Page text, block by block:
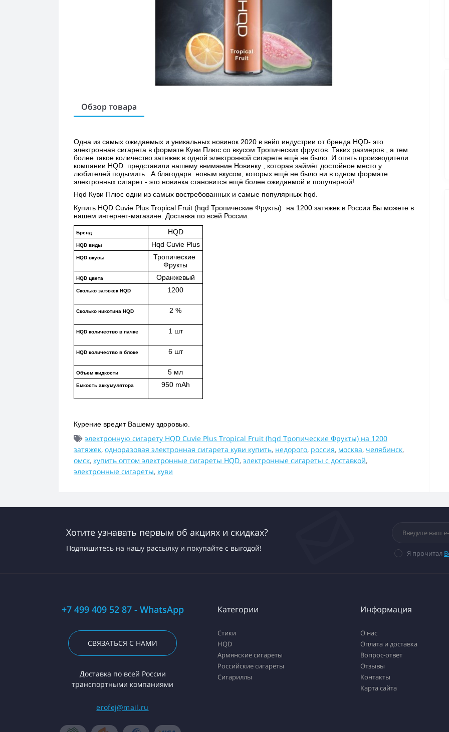
Обзор товара
Одна из самых ожидаемых и уникальных новинок 2020 в вейп индустрии от бренда HQD- это
электронная сигарета в формате Куви Плюс со вкусом Тропических фруктов. Таких размеров , а тем
более такое количество затяжек в одной электронной сигарете ещё не было. И опять производители
компании HQD  представили нашему внимание Новинку , которая займёт достойное место у
любителей подымить . А благодаря  новым вкусом, которых ещё не было ни в одном формате
электронных сигарет - это новинка становится ещё более ожидаемой и популярной!
Hqd Куви Плюс одни из самых востребованных и самые популярных hqd.
Купить HQD Cuvie Plus Tropical Fruit (hqd Тропические Фрукты) на 1200 затяжек в России Вы можете в
нашем интернет-магазине. Доставка по всей России.
Бренд HQD
HQD виды Hqd Cuvie Plus
HQD вкусы
Тропические
Фрукты
HQD цвета Оранжевый
Сколько затяжек HQD 1200
Сколько никотина HQD 2 %
HQD количество в пачке 1 шт
HQD количество в блоке 6 шт
Объем жидкости 5 мл
Емкость аккумулятора 950 mAh
Курение вредит Вашему здоровью.
электронную сигарету HQD Cuvie Plus Tropical Fruit (hqd Тропические Фрукты) на 1200
затяжек, одноразовая электронная сигарета куви купить, недорого, россия, москва, челябинск,
омск, купить оптом электронные сигареты HQD, электронные сигареты с доставкой,
электронные сигареты, куви
Хотите узнавать первым об акциях и скидках?
Подпишитесь на нашу рассылку и покупайте с выгодой!
Я прочитал
+7 499 409 52 87 - WhatsApp
СВЯЗАТЬСЯ С НАМИ
Доставка по всей России
транспортными компаниями
erofej@mail.ru
Категории
Стики
HQD
Армянские сигареты
Российские сигареты
Сигариллы
Информация
О нас
Оплата и доставка
Вопрос-ответ
Отзывы
Контакты
Карта сайта